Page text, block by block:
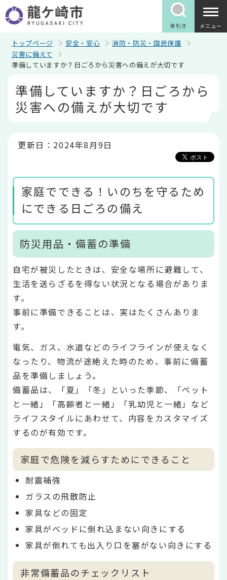
の
ペ
早引き メニュー
トップページ 安全・安心
消防・防災・国民保護
災害に備えて
準備していますか？日ごろから災害への備えが大切です
準備していますか？日ごろから
災害への備えが大切です
更新日：2024年8月9日
家庭でできる！いのちを守るため
にできる日ごろの備え
防災用品・備蓄の準備
自宅が被災したときは、安全な場所に避難して、
生活を送らざるを得ない状況となる場合がありま
す。
事前に準備できることは、実はたくさんありま
す。
電気、ガス、水道などのライフラインが使えなく
なったり、物流が途絶えた時のため、事前に備蓄
品を準備しましょう。
備蓄品は、「夏」「冬」といった季節、「ペット
と一緒」「高齢者と一緒」「乳幼児と一緒」など
ライフスタイルにあわせて、内容をカスタマイズ
するのが有効です。
家庭で危険を減らすためにできること
耐震補強
ガラスの飛散防止
家具などの固定
家具がベッドに倒れ込まない向きにする
家具が倒れても出入り口を塞がない向きにする
非常備蓄品のチェックリスト